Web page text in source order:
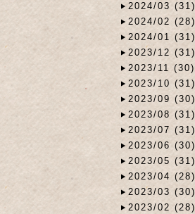
2024/03 (31)
2024/02 (28)
2024/01 (31)
2023/12 (31)
2023/11 (30)
2023/10 (31)
2023/09 (30)
2023/08 (31)
2023/07 (31)
2023/06 (30)
2023/05 (31)
2023/04 (28)
2023/03 (30)
2023/02 (28)